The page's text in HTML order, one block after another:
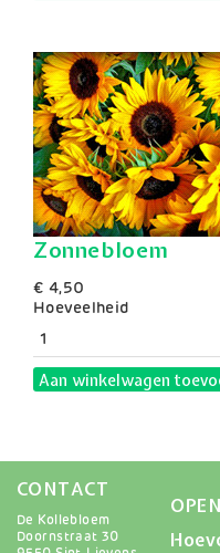
Zonnebloem
€ 4,50
Hoeveelheid
Aan winkelwagen
CONTACT
De Kollebloem
Doornstraat 30